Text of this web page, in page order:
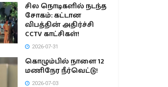
சில நொடிகளில் நடந்த
சோகம்: கட்டான
விபத்தின் அதிர்ச்சி
CCTV காட்சிகள்!
2026-07-31
கொழும்பில் நாளை 12
மணிநேர நீர்வெட்டு!
2026-07-03